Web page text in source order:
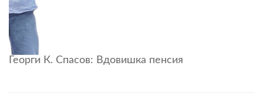
Георги К. Спасов: Вдовишка пенсия